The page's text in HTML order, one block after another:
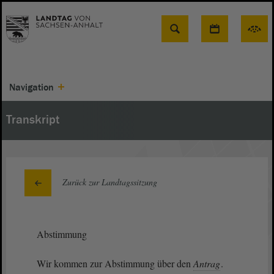
Suche
Navigation
Transkript
Zurück zur Landtagssitzung
Abstimmung
Wir kommen zur Abstimmung über den Antrag.